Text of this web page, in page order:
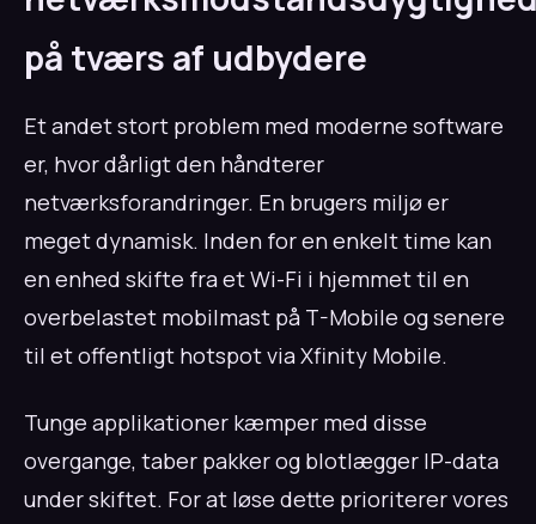
på tværs af udbydere
Et andet stort problem med moderne software
er, hvor dårligt den håndterer
netværksforandringer. En brugers miljø er
meget dynamisk. Inden for en enkelt time kan
en enhed skifte fra et Wi-Fi i hjemmet til en
overbelastet mobilmast på T-Mobile og senere
til et offentligt hotspot via Xfinity Mobile.
Tunge applikationer kæmper med disse
overgange, taber pakker og blotlægger IP-data
under skiftet. For at løse dette prioriterer vores